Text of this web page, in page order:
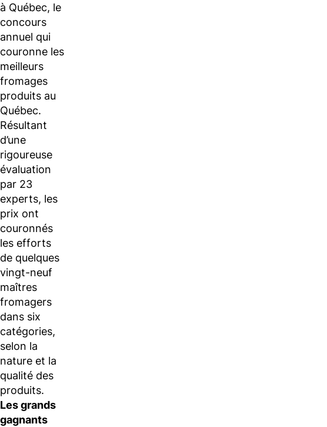
à Québec, le
concours
annuel qui
couronne les
meilleurs
fromages
produits au
Québec.
Résultant
d’une
rigoureuse
évaluation
par 23
experts, les
prix ont
couronnés
les efforts
de quelques
vingt-neuf
maîtres
fromagers
dans six
catégories,
selon la
nature et la
qualité des
produits.
Les grands
gagnants